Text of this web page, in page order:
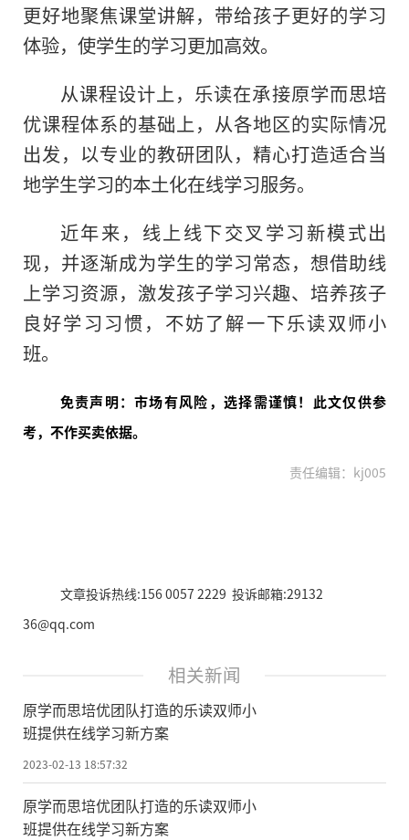
更好地聚焦课堂讲解，带给孩子更好的学习
体验，使学生的学习更加高效。
从课程设计上，乐读在承接原学而思培
优课程体系的基础上，从各地区的实际情况
出发，以专业的教研团队，精心打造适合当
地学生学习的本土化在线学习服务。
近年来，线上线下交叉学习新模式出
现，并逐渐成为学生的学习常态，想借助线
上学习资源，激发孩子学习兴趣、培养孩子
良好学习习惯，不妨了解一下乐读双师小
班。
免责声明：市场有风险，选择需谨慎！此文仅供参
考，不作买卖依据。
责任编辑：kj005
文章投诉热线:156 0057 2229 投诉邮箱:29132
36@qq.com
相关新闻
原学而思培优团队打造的乐读双师小
班提供在线学习新方案
2023-02-13 18:57:32
原学而思培优团队打造的乐读双师小
班提供在线学习新方案